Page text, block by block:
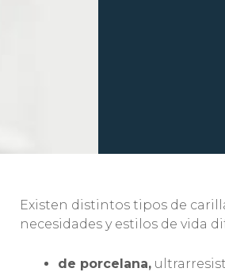
Existen distintos tipos de
necesidades y estilos de vida
de porcelana,